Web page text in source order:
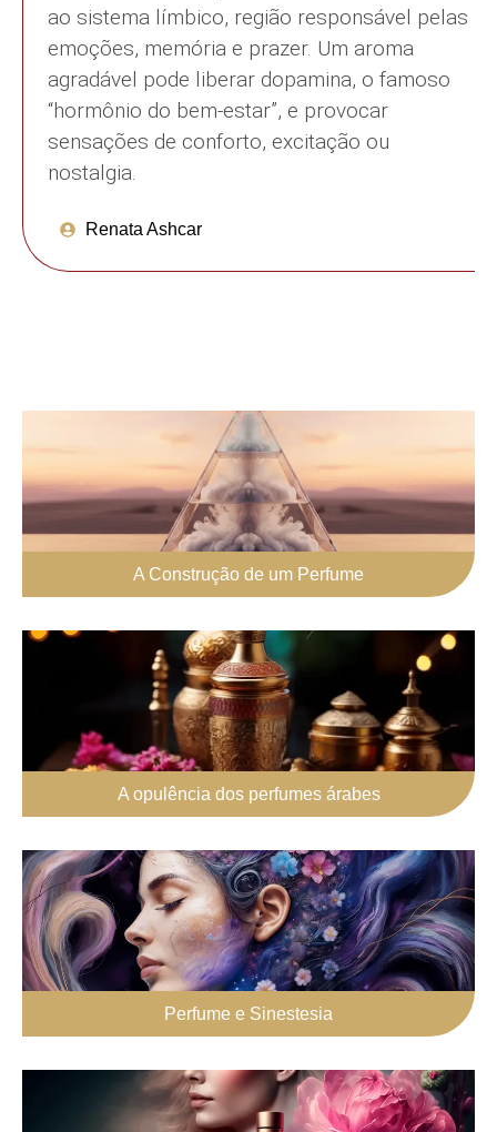
ao sistema límbico, região responsável pelas
emoções, memória e prazer. Um aroma
agradável pode liberar dopamina, o famoso
“hormônio do bem-estar”, e provocar
sensações de conforto, excitação ou
nostalgia.
Renata Ashcar
A Construção de um Perfume
A opulência dos perfumes árabes
Perfume e Sinestesia